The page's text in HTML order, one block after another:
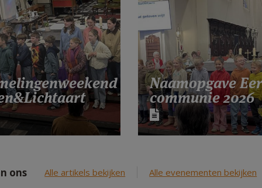
Naamopgave
communie 2026
ons Alle artikels bekijken Alle evenementen bekijken